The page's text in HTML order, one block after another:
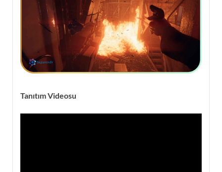
Tanıtım Videosu